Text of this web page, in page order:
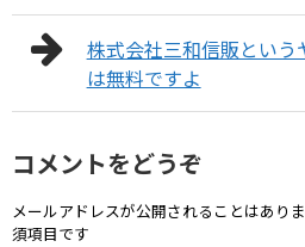
株式会社三和信販とい
は無料ですよ
コメントをどうぞ
メールアドレスが公開されることはありま
須項目です